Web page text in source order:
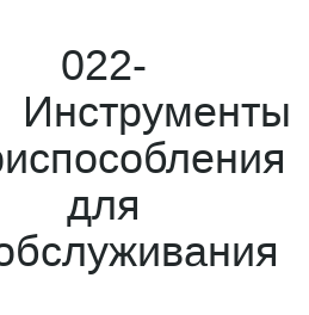
022-
для